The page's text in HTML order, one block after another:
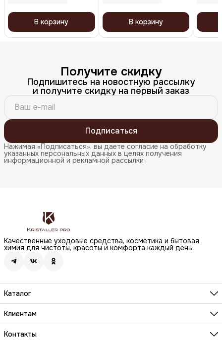
В корзину В корзину
Получите скидку
Подпишитесь на новостную рассылку
и получите скидку на первый заказ
Подписаться
Нажимая «Подписаться», вы даете согласие на обработку
указанных персональных данных в целях получения
информационной и рекламной рассылки
Качественные уходовые средства, косметика и бытовая
химия для чистоты, красоты и комфорта каждый день.
Каталог
Бренды
Волосы
Макияж
Клиентам
О компании
Реквизиты
Контакты